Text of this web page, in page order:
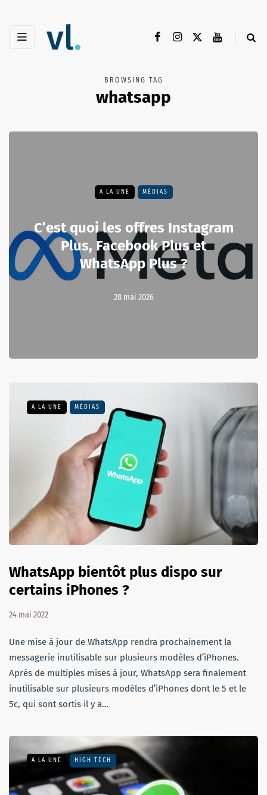
BROWSING TAG
whatsapp
A LA UNE MÉDIAS
C’est quoi les offres Instagram
Plus, Facebook Plus et
WhatsApp Plus ?
28 mai 2026
A LA UNE MÉDIAS
WhatsApp bientôt plus dispo sur
certains iPhones ?
24 mai 2022
Une mise à jour de WhatsApp rendra prochainement la
messagerie inutilisable sur plusieurs modèles d’iPhones.
Après de multiples mises à jour, WhatsApp sera finalement
inutilisable sur plusieurs modèles d’iPhones dont le 5 et le
5c, qui sont sortis il y a…
A LA UNE HIGH TECH